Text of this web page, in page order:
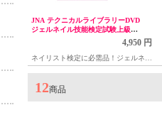
JNA テクニカルライブラリーDVD
ジェルネイル技能検定試験上級テ
4,950 円
ネイリスト検定に必需品！ジェルネイ
ル上級講座DVD
12商品